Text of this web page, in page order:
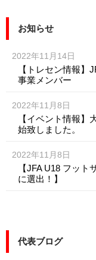
お知らせ
2022年11月14日
【トレセン情報】
事業メンバー
2022年11月8日
【イベント情報】
始致しました。
2022年11月8日
【JFA U18 フッ
に選出！】
代表ブログ